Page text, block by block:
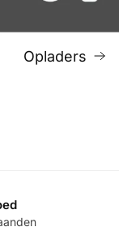
Opladers